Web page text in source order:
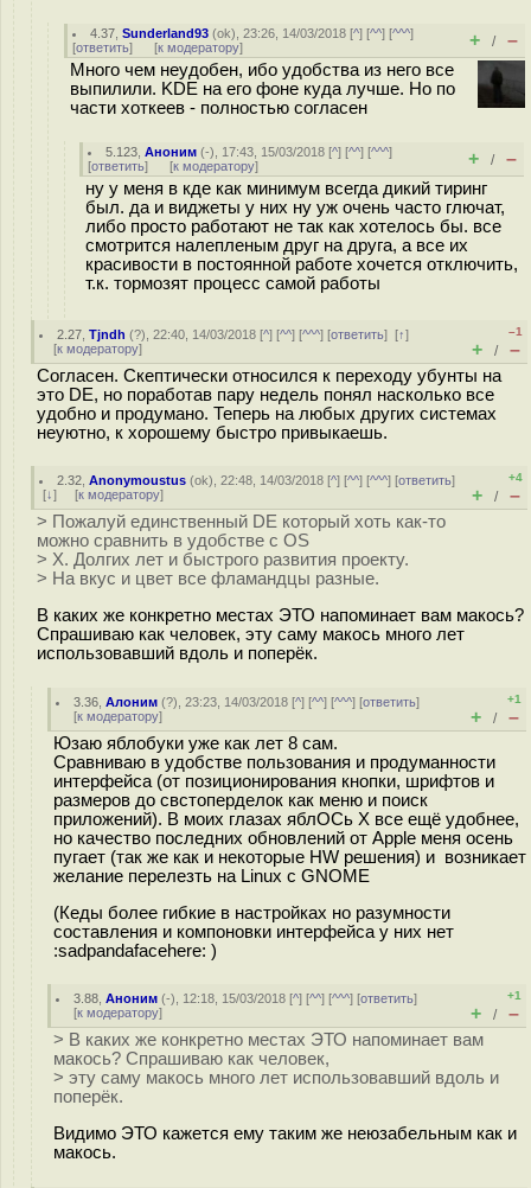
4.37 ,Sunderland93 (ok), 23:26, 14/03/2018 [^] [^^] [^^^]
[ответить] [к модератору] + / –
Много чем неудобен, ибо удобства из него все
выпилили. KDE на его фоне куда лучше. Но по
части хоткеев - полностью согласен
5.123 ,Аноним (-), 17:43, 15/03/2018 [^] [^^] [^^^]
[ответить] [к модератору] + / –
ну у меня в кде как минимум всегда дикий тиринг
был. да и виджеты у них ну уж очень часто глючат,
либо просто работают не так как хотелось бы. все
смотрится налепленым друг на друга, а все их
красивости в постоянной работе хочется отключить,
т.к. тормозят процесс самой работы
2.27 ,Tjndh (?), 22:40, 14/03/2018 [^] [^^] [^^^] [ответить][↑]
[к модератору]
–1
+ / –
Согласен. Скептически относился к переходу убунты на
это DE, но поработав пару недель понял насколько все
удобно и продумано. Теперь на любых других системах
неуютно, к хорошему быстро привыкаешь.
2.32 ,Anonymoustus (ok), 22:48, 14/03/2018 [^] [^^] [^^^] [ответить]
[↓] [к модератору]
+4
+ / –
> Пожалуй единственный DE который хоть как-то
можно сравнить в удобстве с OS
> X. Долгих лет и быстрого развития проекту.
> На вкус и цвет все фламандцы разные.
В каких же конкретно местах ЭТО напоминает вам макось?
Спрашиваю как человек, эту саму макось много лет
использовавший вдоль и поперёк.
3.36 ,Алоним (?), 23:23, 14/03/2018 [^] [^^] [^^^] [ответить]
[к модератору]
+1
+ / –
Юзаю яблобуки уже как лет 8 сам.
Сравниваю в удобстве пользования и продуманности
интерфейса (от позиционирования кнопки, шрифтов и
размеров до свстоперделок как меню и поиск
приложений). В моих глазах яблОСь Х все ещё удобнее,
но качество последних обновлений от Apple меня осень
пугает (так же как и некоторые HW решения) и возникает
желание перелезть на Linux с GNOME
(Кеды более гибкие в настройках но разумности
составления и компоновки интерфейса у них нет
:sadpandafacehere: )
3.88 ,Аноним (-), 12:18, 15/03/2018 [^] [^^] [^^^] [ответить]
[к модератору]
+1
+ / –
> В каких же конкретно местах ЭТО напоминает вам
макось? Спрашиваю как человек,
> эту саму макось много лет использовавший вдоль и
поперёк.
Видимо ЭТО кажется ему таким же неюзабельным как и
макось.